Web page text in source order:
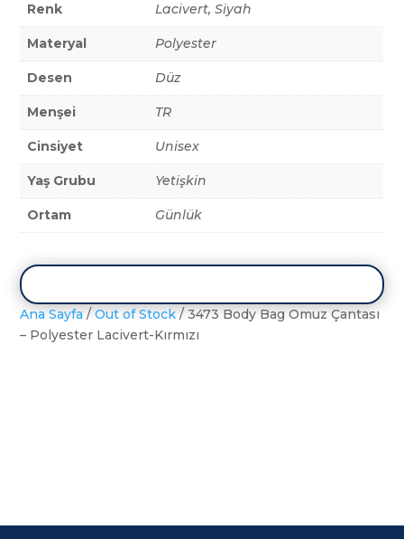
Renk Lacivert, Siyah
Materyal Polyester
Desen Düz
Menşei TR
Cinsiyet Unisex
Yaş Grubu Yetişkin
Ortam Günlük
Ana Sayfa /Out of Stock / 3473 Body Bag Omuz Çantası
– Polyester Lacivert-Kırmızı